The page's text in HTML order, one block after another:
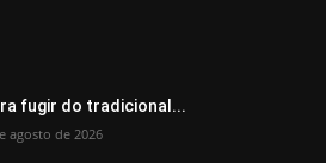
fugir do tradicional...
agosto de 2026